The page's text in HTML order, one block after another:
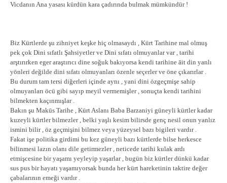
Vicdanın Ana yasası kürdün kara çadırında bulmak mümkündür !
Biz Kürtlerde şu zihniyet keşke hiç olmasaydı , Kürt Tarihine mal olmuş
pek çok Dini sıfatlı Şahsiyetler ve Dini sıfatı olmuyanlar var , tarihi
arştırırken eger araştırıcı dine soğuk bakıyorsa kendi tarihine āit din yanlı
yönleri değilde dini sıfatı olmuyanları özenle seçerler ve öne çıkarırlar .
Bu durum tam tersi diğerleri içinde aynı , yani dini özgeçmişe sahip
olmuyanları öcü gibi sayıp meyil vermemişler , sonuçta kendi tarihini
bilmekten kaçınmışlar .
Bakın şu Makūs Tarihe , Kürt Aslanı Baba Barzaniyi güneyli kürtler kadar
kuzeyli kürtler bilmezler , belki yaşlı kesim bilirsde genç nesil onun yanlız
ismini bilir , öz geçmişini bilmez veya yüzeysel bazı bigileri vardır .
Fakat işe politika girdimi bu kez güneyli bazı kürtlerde bilse herkesce
bilinmesi lazın olanı dile getirmezler , neticede tarihi kulak ardı
etmişcesine bir yaşamı yeyleyip yaşarlar , bugün biz kürtler dünkü kadar
sus pus bir hayatı yaşamıyorsak bunda her kürt hareketinin taktire değer
çabalarının emeği vardır .